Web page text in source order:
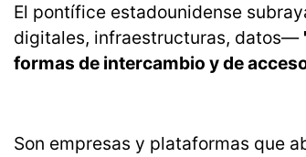
El pontífice estadounidense
digitales, infraestructuras, datos—
formas de intercambio y de
Son empresas y plataformas que